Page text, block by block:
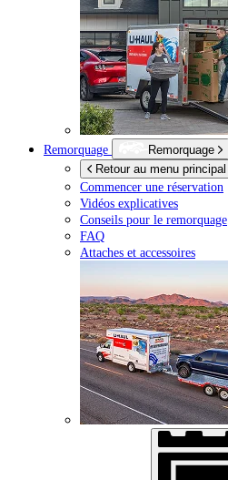
Remorquage
Remorquage
Retour au menu principal
Commencer une réservation
Vidéos explicatives
Conseils pour le remorquage
FAQ
Attaches et accessoires